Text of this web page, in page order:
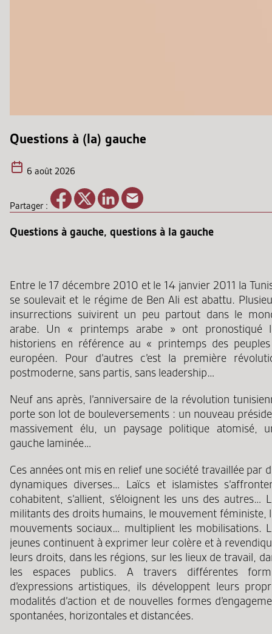
Questions à (la) gauche
6 août 2026
Partager :
Questions à gauche, questions à la gauche
Entre le 17 décembre 2010 et le 14 janvier 2011 la
se soulevait et le régime de Ben Ali est abattu.
insurrections suivirent un peu partout dans le
arabe. Un « printemps arabe » ont pronostiqué
historiens en référence au « printemps des
européen. Pour d’autres c’est la première
postmoderne, sans partis, sans leadership…
Neuf ans après, l’anniversaire de la révolution
porte son lot de bouleversements : un nouveau
massivement élu, un paysage politique atomisé,
gauche laminée…
Ces années ont mis en relief une société travaillée par
dynamiques diverses… Laïcs et islamistes
cohabitent, s’allient, s’éloignent les uns des autres…
militants des droits humains, le mouvement féministe,
mouvements sociaux… multiplient les mobilisations.
jeunes continuent à exprimer leur colère et à
leurs droits, dans les régions, sur les lieux de travail,
les espaces publics. A travers différentes
d’expressions artistiques, ils développent leurs
modalités d’action et de nouvelles formes
spontanées, horizontales et distancées.